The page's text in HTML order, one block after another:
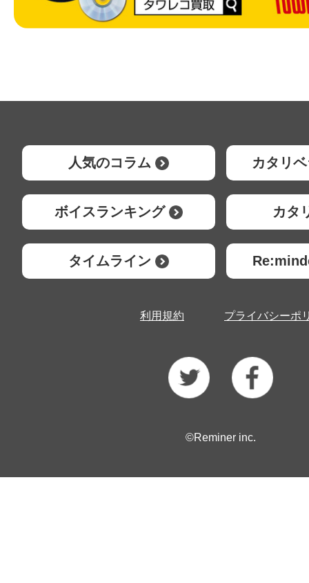
人気のコラム カタリ
ボイスランキング カタ
タイムライン
利用規約 プライバシーポ
©Reminer inc.